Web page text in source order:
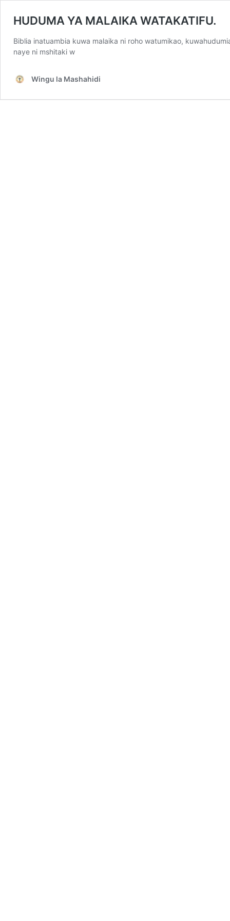
HUDUMA YA MALAIKA WATAKATIFU.
Biblia inatuambia kuwa malaika ni roho watumikao,
naye ni mshitaki w
Wingu la Mashahidi